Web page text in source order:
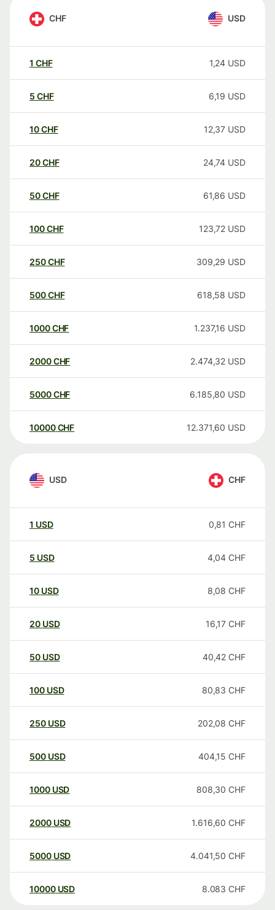
CHF USD
1 CHF 1,24 USD
5 CHF 6,19 USD
10CHF 12,37 USD
20CHF 24,74 USD
50CHF 61,86 USD
100CHF 123,72 USD
250CHF 309,29 USD
500CHF 618,58 USD
1000CHF 1.237,16 USD
2000CHF 2.474,32 USD
5000CHF 6.185,80 USD
10000 CHF 12.371,60 USD
USD CHF
1 USD 0,81 CHF
5 USD 4,04 CHF
10 USD 8,08 CHF
20 USD 16,17 CHF
50 USD 40,42 CHF
100 USD 80,83 CHF
250 USD 202,08 CHF
500 USD 404,15 CHF
1000 USD 808,30 CHF
2000 USD 1.616,60 CHF
5000 USD 4.041,50 CHF
10000 USD 8.083 CHF